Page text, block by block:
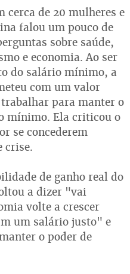
cerca de 20 mulheres e
falou um pouco de
sobre saúde,
e economia. Ao ser
do salário mínimo, a
com um valor
para manter o
mínimo. Ela criticou o
se concederem
crise.
de ganho real do
a dizer "vai
volte a crescer
um salário justo" e
o poder de